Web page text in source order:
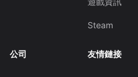
Steam
公司 友情鏈接